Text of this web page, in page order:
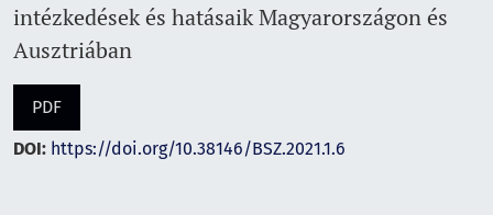
intézkedések és hatásaik Magyarországon és
Ausztriában
PDF
DOI: https://doi.org/10.38146/BSZ.2021.1.6